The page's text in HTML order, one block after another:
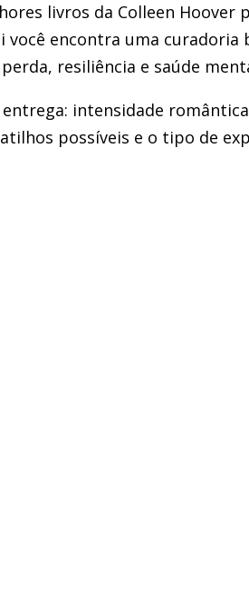
livros da Colleen Hoover
encontra uma curadoria
resiliência e saúde
intensidade
possíveis e o tipo de